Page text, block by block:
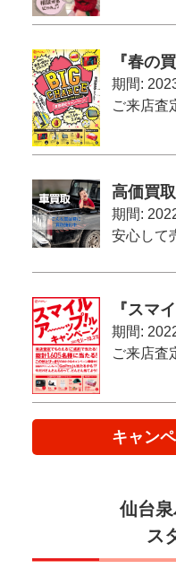
期間:
高価買
期間:
期間:
キャン
仙台
ス